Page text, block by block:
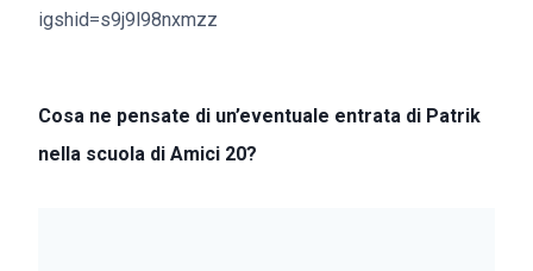
igshid=s9j9l98nxmzz
Cosa ne pensate di un’eventuale entrata di Patrik
nella scuola di Amici 20?